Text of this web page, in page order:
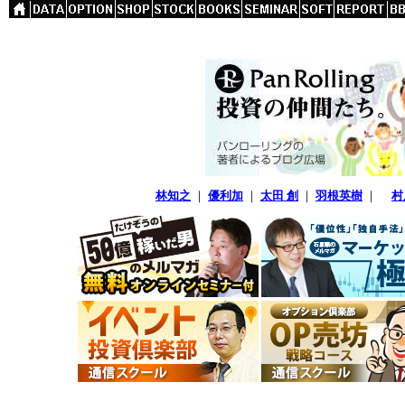
林知之 ｜ 優利加 ｜ 太田 創 ｜ 羽根英樹 ｜